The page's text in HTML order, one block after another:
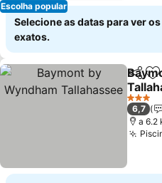
Escolha popular
Selecione as datas para ver
exatos.
Ver
3 Estrelas
6,7
a 6.2